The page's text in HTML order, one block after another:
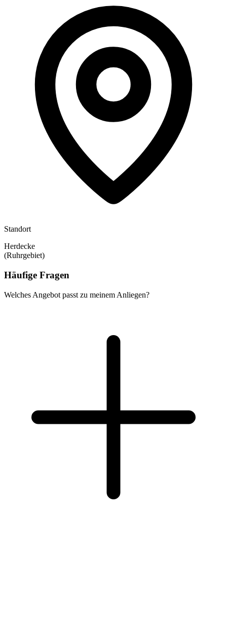
Standort
Herdecke
(Ruhrgebiet)
Häufige Fragen
Welches Angebot passt zu meinem Anliegen?